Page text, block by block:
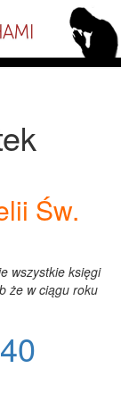
z
Św.
wszystkie księgi
że w ciągu roku